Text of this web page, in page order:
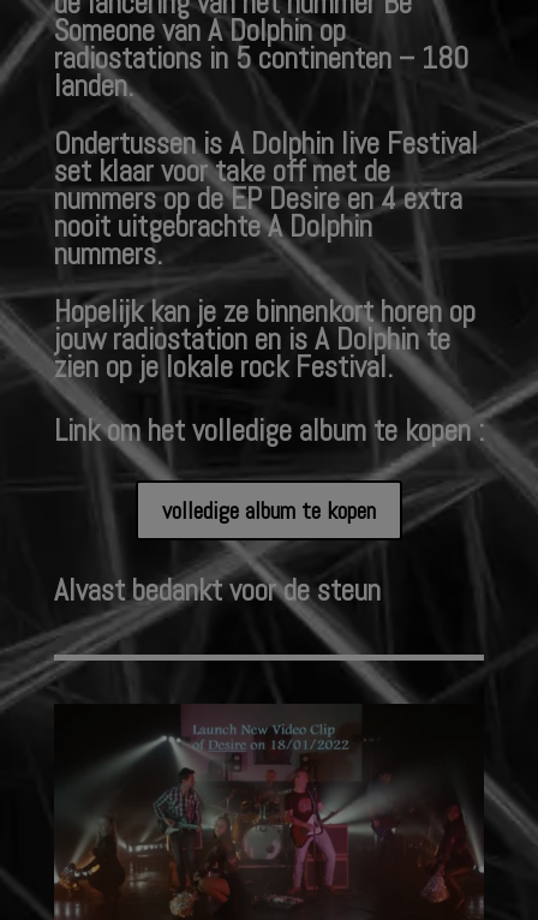
Someone van A Dolphin op
radiostations in 5 continenten – 180
landen.
Ondertussen is A Dolphin live Festival
set klaar voor take off met de
nummers op de EP Desire en 4 extra
nooit uitgebrachte A Dolphin
nummers.
Hopelijk kan je ze binnenkort horen op
jouw radiostation en is A Dolphin te
zien op je lokale rock Festival.
Link om het volledige album te kopen :
volledige album te kopen
Alvast bedankt voor de steun